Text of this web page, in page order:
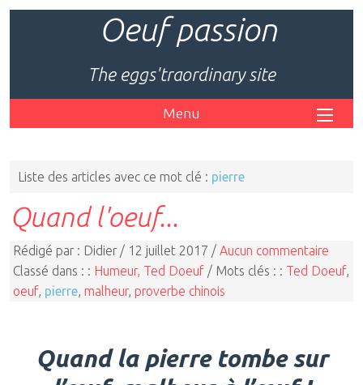
Oeuf passion
The eggs'traordinary site
Menu
Liste des articles avec ce mot clé : pierre
Quand l'oeuf...
Rédigé par : Didier / 12 juillet 2017 / Aucun commentaire
Classé dans : : Humeur, Ted Doeuf / Mots clés : : Ted Doeuf,
oeuf, pierre malheur, proverbe chinois
Quand la pierre tombe sur